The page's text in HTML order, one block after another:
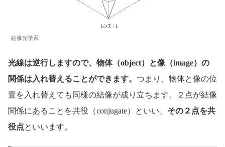
結像光学系
光線は逆行しますので、物体（object）と像（image）の
関係は入れ替えることができます。 つまり、物体と像の位
置を入れ替えても同様の結像が成り立ちます。２点が結像
関係にあることを共役（conjugate）といい、 その２点を共
役点といいます。